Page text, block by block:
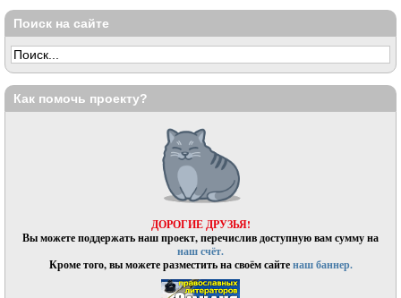
Поиск на сайте
Как помочь проекту?
ДОРОГИЕ ДРУЗЬЯ!
Вы можете поддержать наш проект, перечислив доступную вам сумму на
наш счёт.
Кроме того, вы можете разместить на своём сайтенаш баннер.